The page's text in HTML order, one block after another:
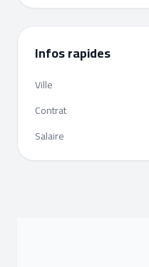
Infos rapides
Ville
Contrat
Salaire